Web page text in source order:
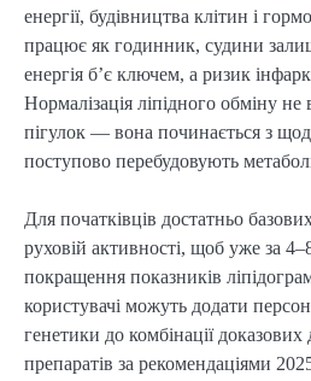
енергії, будівництва клітин і
працює як годинник, судини
енергія б’є ключем, а ризик
Нормалізація ліпідного обміну не
пігулок — вона починається з
поступово перебудовують
Для початківців достатньо
руховій активності, щоб уже за
покращення показників
користувачі можуть додати
генетики до комбінації доказових
препаратів за рекомендаціями